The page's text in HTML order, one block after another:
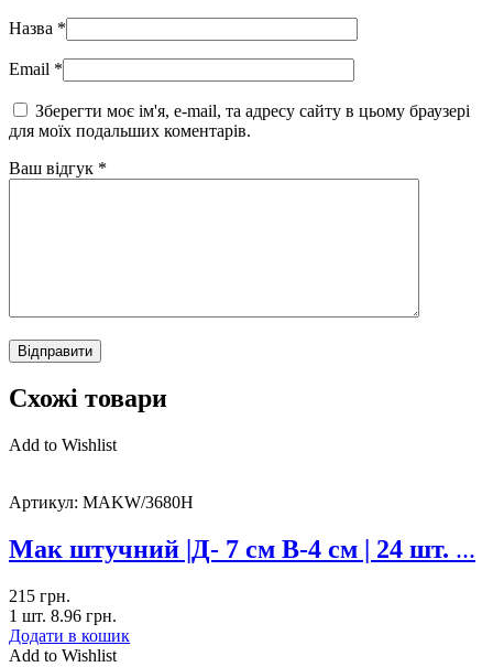
Назва *
Email *
Зберегти моє ім'я, e-mail, та адресу сайту в цьому браузері
для моїх подальших коментарів.
Ваш відгук *
Схожі товари
Add to Wishlist
Артикул: MAKW/3680H
Мак штучний |Д- 7 см В-4 см | 24 шт. ...
215 грн.
1 шт. 8.96 грн.
Додати в кошик
Add to Wishlist